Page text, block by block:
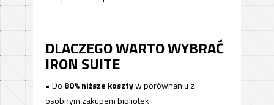
DLACZEGO WARTO WYBRAĆ
IRON SUITE
• Do 80% niższe kosztyw porównaniu z
osobnym zakupem bibliotek